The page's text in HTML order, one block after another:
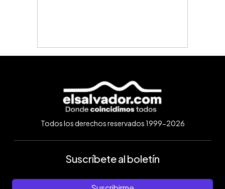
Todos los derechos reservados 1999-2026
Suscríbete al boletín